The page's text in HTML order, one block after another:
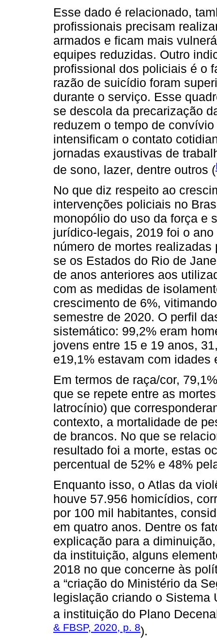
Esse dado é relacionado,
profissionais precisam
armados e ficam mais
equipes reduzidas. Outro
profissional dos policiais é o
razão de suicídio foram
durante o serviço. Esse
se descola da precarização
reduzem o tempo de
intensificam o contato
jornadas exaustivas de
de sono, lazer, dentre outros (
No que diz respeito ao
intervenções policiais no
monopólio do uso da força e
jurídico-legais, 2019 foi o
número de mortes
se os Estados do Rio de
de anos anteriores aos
com as medidas de
crescimento de 6%,
semestre de 2020. O perfil
sistemático: 99,2% eram
jovens entre 15 e 19 anos,
e19,1% estavam com idades
Em termos de raça/cor,
que se repete entre as
latrocínio) que
contexto, a mortalidade de
de brancos. No que se
resultado foi a morte, estas
percentual de 52% e 48%
Enquanto isso, o Atlas da
houve 57.956 homicídios,
por 100 mil habitantes,
em quatro anos. Dentre os
explicação para a
da instituição, alguns
2018 no que concerne às
a “criação do Ministério da
legislação criando o Sistema
a instituição do Plano
& FBSP, 2020, p. 8).